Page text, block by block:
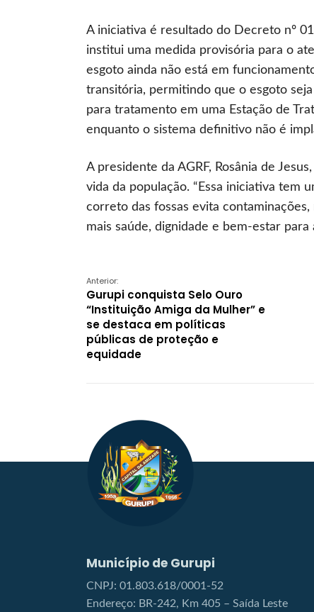
A iniciativa é resultado do Decreto nº
institui uma medida provisória para o
esgoto ainda não está em
transitória, permitindo que o esgoto
para tratamento em uma Estação de
enquanto o sistema definitivo não é
A presidente da AGRF, Rosânia de
vida da população. “Essa iniciativa tem
correto das fossas evita
mais saúde, dignidade e bem-estar para
Anterior:
Gurupi conquista Selo Ouro
“Instituição Amiga da Mulher” e
se destaca em políticas
públicas de proteção e
equidade
Município de Gurupi
CNPJ: 01.803.618/0001-52
Endereço: BR-242, Km 405 – Saída Leste